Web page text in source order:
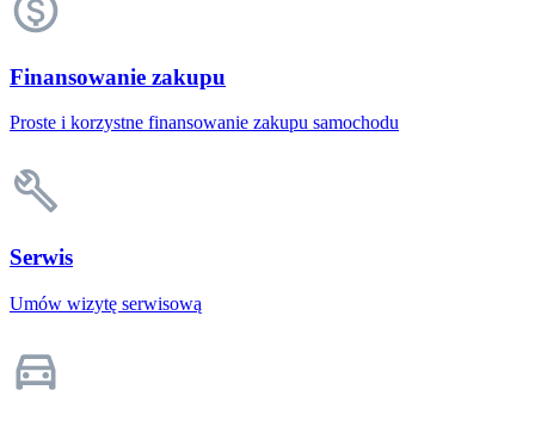
Finansowanie zakupu
Proste i korzystne finansowanie zakupu samochodu
Serwis
Umów wizytę serwisową